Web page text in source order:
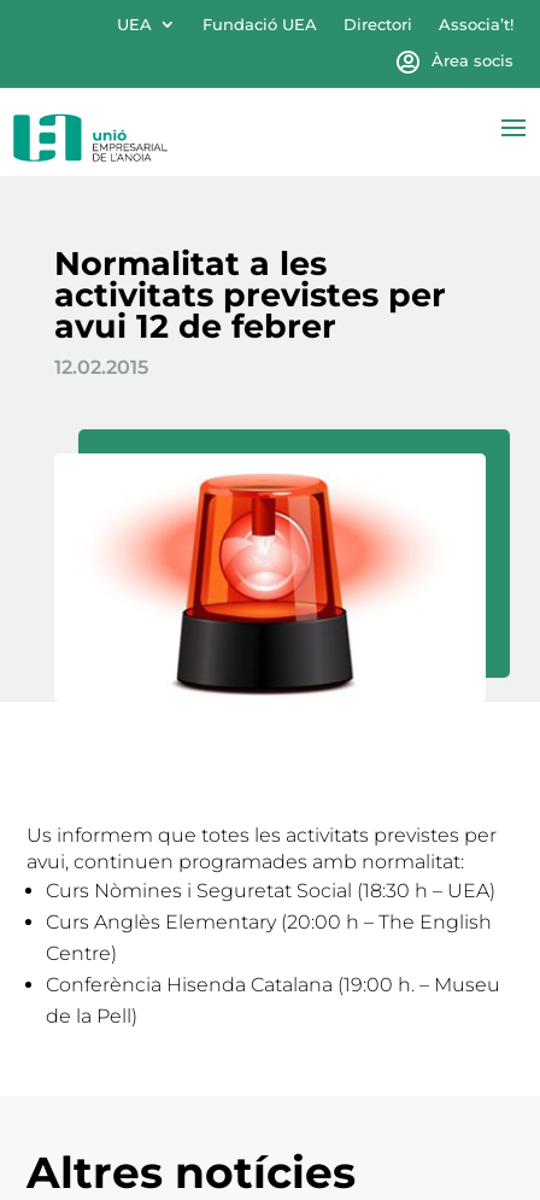
UEA Fundació UEA Directori
Associa’t!
Àrea socis
Normalitat a les
activitats previstes per
avui 12 de febrer
12.02.2015
Us informem que totes les activitats previstes per
avui, continuen programades amb normalitat:
Curs Nòmines i Seguretat Social (18:30 h – UEA)
Curs Anglès Elementary (20:00 h – The English
Centre)
Conferència Hisenda Catalana (19:00 h. – Museu
de la Pell)
Altres notícies